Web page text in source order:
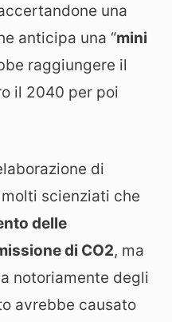
una
anticipa una “mini
raggiungere il
il 2040 per poi
di
scienziati che
delle
di CO2, ma
notoriamente degli
avrebbe causato